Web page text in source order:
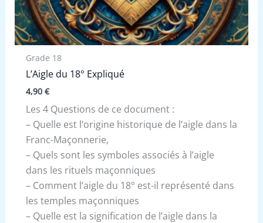
Grade 18
L’Aigle du 18° Expliqué
4,90 €
Les 4 Questions de ce document :
– Quelle est l’origine historique de l’aigle dans la
Franc-Maçonnerie,
– Quels sont les symboles associés à l’aigle
dans les rituels maçonniques
– Comment l’aigle du 18° est-il représenté dans
les temples maçonniques
– Quelle est la signification de l’aigle dans la